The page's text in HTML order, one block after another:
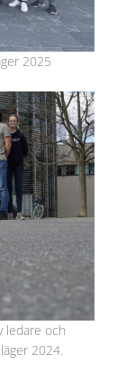
2025
ledare och
2024.